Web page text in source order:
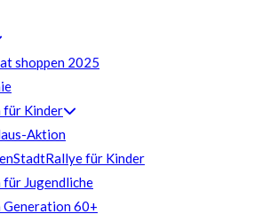
shoppen 2025
Kinder
Aktion
für Kinder
Jugendliche
60+